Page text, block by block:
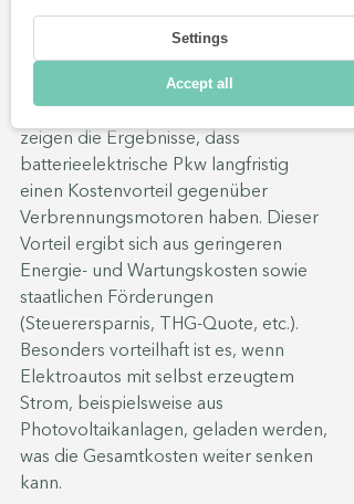
Innovationsforschung (ISI)
2023 verglich die Gesamtkosten
verschiedener Pkw-Antriebsarten.
Trotz höherer Anschaffungskosten
zeigen die Ergebnisse, dass
batterieelektrische Pkw langfristig
einen Kostenvorteil gegenüber
Verbrennungsmotoren haben. Dieser
Vorteil ergibt sich aus geringeren
Energie- und Wartungskosten sowie
staatlichen Förderungen
(Steuerersparnis, THG-Quote, etc.).
Besonders vorteilhaft ist es, wenn
Elektroautos mit selbst erzeugtem
Strom, beispielsweise aus
Photovoltaikanlagen, geladen werden,
was die Gesamtkosten weiter senken
kann.
Settings
Accept all